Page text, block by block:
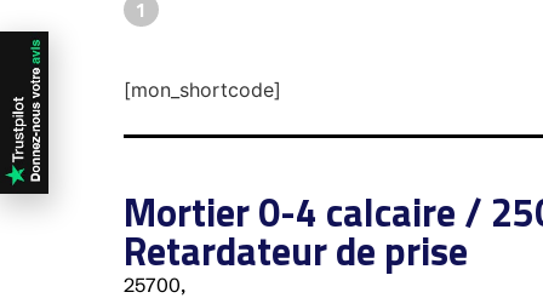
1
[mon_shortcode]
Mortier 0-4 calcaire /
Retardateur de prise
25700,